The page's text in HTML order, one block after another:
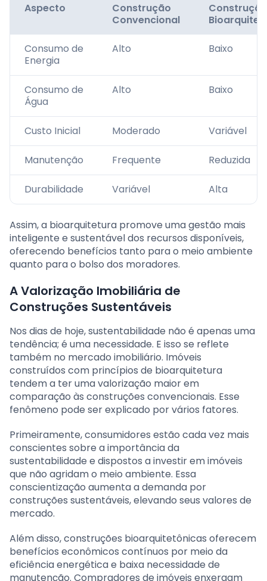
Aspecto
Construção
Convencional
Construção
Consumo de
Energia
Alto Baixo
Consumo de
Água
Alto Baixo
Custo Inicial Moderado Variável
Manutenção Frequente Reduzida
Durabilidade Variável Alta
Assim, a bioarquitetura promove uma gestão mais
inteligente e sustentável dos recursos disponíveis,
oferecendo benefícios tanto para o meio ambiente
quanto para o bolso dos moradores.
A Valorização Imobiliária de
Construções Sustentáveis
Nos dias de hoje, sustentabilidade não é apenas uma
tendência; é uma necessidade. E isso se reflete
também no mercado imobiliário. Imóveis
construídos com princípios de bioarquitetura
tendem a ter uma valorização maior em
comparação às construções convencionais. Esse
fenômeno pode ser explicado por vários fatores.
Primeiramente, consumidores estão cada vez mais
conscientes sobre a importância da
sustentabilidade e dispostos a investir em imóveis
que não agridam o meio ambiente. Essa
conscientização aumenta a demanda por
construções sustentáveis, elevando seus valores de
mercado.
Além disso, construções bioarquitetônicas oferecem
benefícios econômicos contínuos por meio da
eficiência energética e baixa necessidade de
manutenção. Compradores de imóveis enxergam